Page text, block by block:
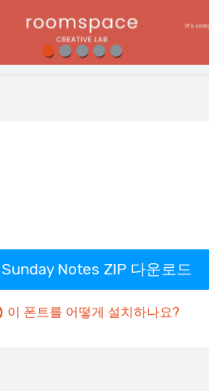
Sunday Notes ZIP 다운로드
이 폰트를 어떻게 설치하나요?